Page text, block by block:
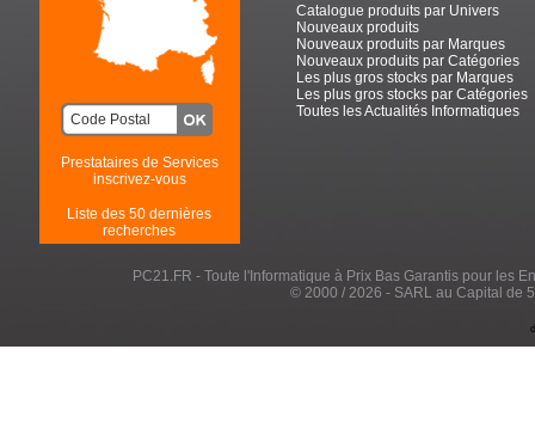
Prestataires de Services
inscrivez-vous
Liste des 50 dernières
recherches
Catalogue produits par Univers
Nouveaux produits
Nouveaux produits par Marques
Nouveaux produits par Catégories
Les plus gros stocks par Marques
Les plus gros stocks par Catégories
Toutes les Actualités Informatiques
PC21.FR - Toute l'Informatique à Prix Bas Garantis pour les
© 2000 / 2026 - SARL au Capital de